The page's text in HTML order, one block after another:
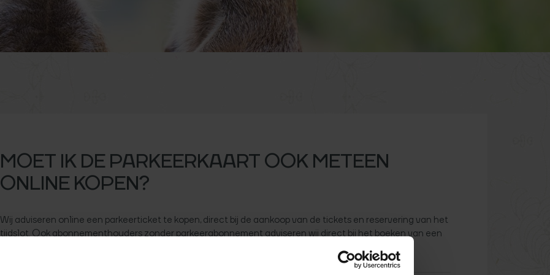
MOET IK DE PARKEERKAART OOK METEEN
ONLINE KOPEN?
Wij adviseren online een parkeerticket te kopen, direct bij de aankoop van de tickets en reservering van het
tijdslot. Ook abonnementhouders zonder parkeerabonnement adviseren wij direct bij het boeken van een